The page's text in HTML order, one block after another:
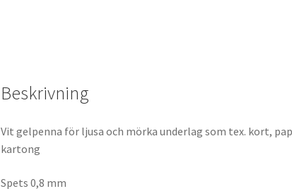
Beskrivning
Vit gelpenna för ljusa och mörka underlag som tex. kort,
kartong
Spets 0,8 mm